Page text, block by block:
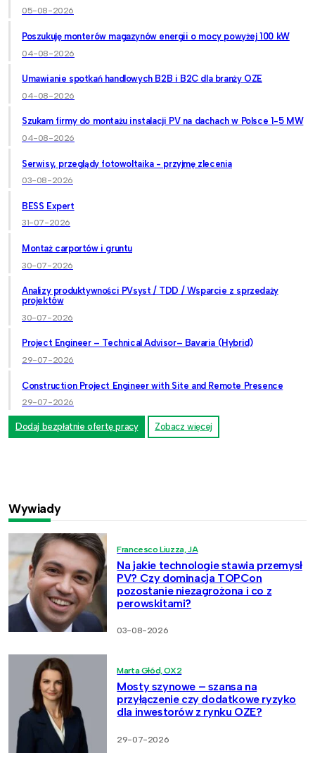
05-08-2026
Poszukuję monterów magazynów energii o mocy powyżej 100 kW
04-08-2026
Umawianie spotkań handlowych B2B i B2C dla branży OZE
04-08-2026
Szukam firmy do montażu instalacji PV na dachach w Polsce 1-5 MW
04-08-2026
Serwisy, przeglądy fotowoltaika - przyjmę zlecenia
03-08-2026
BESS Expert
31-07-2026
Montaż carportów i gruntu
30-07-2026
Analizy produktywności PVsyst / TDD / Wsparcie z sprzedaży
projektów
30-07-2026
Project Engineer – Technical Advisor– Bavaria (Hybrid)
29-07-2026
Construction Project Engineer with Site and Remote Presence
29-07-2026
Dodaj bezpłatnie ofertę pracy Zobacz więcej
Wywiady
Francesco Liuzza, JA
Na jakie technologie stawia przemysł
PV? Czy dominacja TOPCon
pozostanie niezagrożona i co z
perowskitami?
03-08-2026
Marta Głód, OX2
Mosty szynowe – szansa na
przyłączenie czy dodatkowe ryzyko
dla inwestorów z rynku OZE?
29-07-2026